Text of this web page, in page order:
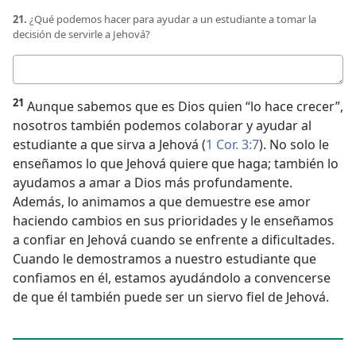
21. ¿Qué podemos hacer para ayudar a un estudiante a tomar la
decisión de servirle a Jehová?
21 Aunque sabemos que es Dios quien “lo hace crecer”,
nosotros también podemos colaborar y ayudar al
estudiante a que sirva a Jehová (1 Cor. 3:7). No solo le
enseñamos lo que Jehová quiere que haga; también lo
ayudamos a amar a Dios más profundamente.
Además, lo animamos a que demuestre ese amor
haciendo cambios en sus prioridades y le enseñamos
a confiar en Jehová cuando se enfrente a dificultades.
Cuando le demostramos a nuestro estudiante que
confiamos en él, estamos ayudándolo a convencerse
de que él también puede ser un siervo fiel de Jehová.